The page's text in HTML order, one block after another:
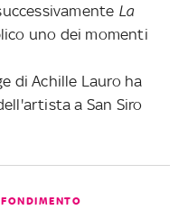
La
uno dei momenti
di Achille Lauro ha
a San Siro